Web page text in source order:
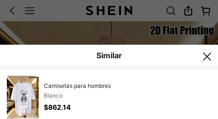
Similar
Camisetas para hombres
Blanco
$862.14